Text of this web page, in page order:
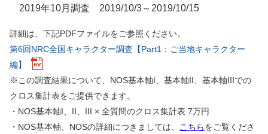
2019年10月調査 2019/10/3～2019/10/15
詳細は、下記PDFファイルをご参照ください。
第6回NRC全国キャラクター調査【Part1：ご当地キャラクター
編】
※この調査結果について、NOS基本軸I、基本軸II、基本軸IIIでの
クロス集計表をご提供できます。
・NOS基本軸I、II、III × 全質問のクロス集計表 7万円
・NOS基本軸、NOSの詳細につきましては、
こちらをご覧くださ